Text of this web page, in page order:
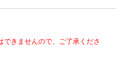
きませんので、ご了承くださ